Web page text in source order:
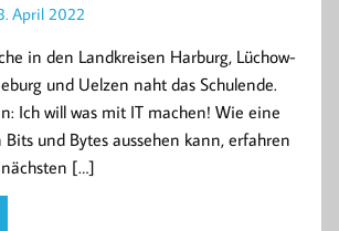
April 2022
in den Landkreisen Harburg, Lüchow-
und Uelzen naht das Schulende.
Ich will was mit IT machen! Wie eine
und Bytes aussehen kann, erfahren
[…]